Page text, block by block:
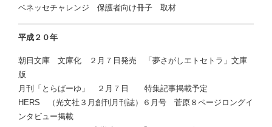
ベネッセチャレンジ 保護者向け冊子 取材
平成２０年
朝日文庫 文庫化 ２月７日発売 「夢さがしエトセトラ」文庫
版
月刊「とらばーゆ」 ２月７日 特集記事掲載予定
HERS （光文社３月創刊月刊誌）６月号 菅原８ページロングイ
ンタビュー掲載